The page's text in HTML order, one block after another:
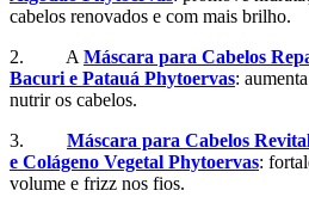
cabelos renovados e com mais brilho.
2. A Máscara para Cabelos
Bacuri e Patauá Phytoervas:
nutrir os cabelos.
3.
Máscara para Cabelos
e Colágeno Vegetal Phytoervas:
volume e frizz nos fios.